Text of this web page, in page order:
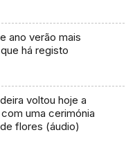
ano verão mais
há registo
voltou hoje a
uma cerimónia
flores (áudio)